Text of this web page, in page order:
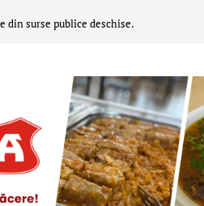
surse publice deschise.